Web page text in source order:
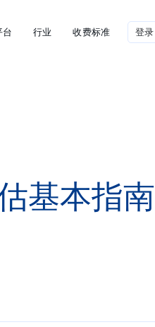
台 行业 收费标准 登录
基本指南